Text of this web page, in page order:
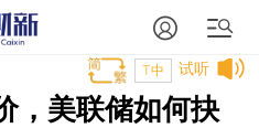
试听
T中
，美联储如何抉